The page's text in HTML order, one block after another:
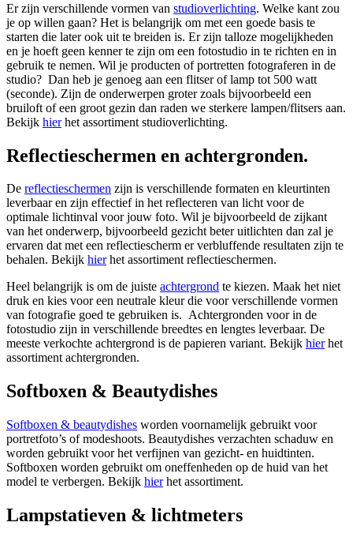
Er zijn verschillende vormen van studioverlichting. Welke kant zou
je op willen gaan? Het is belangrijk om met een goede basis te
starten die later ook uit te breiden is. Er zijn talloze mogelijkheden
en je hoeft geen kenner te zijn om een fotostudio in te richten en in
gebruik te nemen. Wil je producten of portretten fotograferen in de
studio? Dan heb je genoeg aan een flitser of lamp tot 500 watt
(seconde). Zijn de onderwerpen groter zoals bijvoorbeeld een
bruiloft of een groot gezin dan raden we sterkere lampen/flitsers aan.
Bekijk hierhet assortiment studioverlichting.
Reflectieschermen en achtergronden.
De reflectieschermen zijn is verschillende formaten en kleurtinten
leverbaar en zijn effectief in het reflecteren van licht voor de
optimale lichtinval voor jouw foto. Wil je bijvoorbeeld de zijkant
van het onderwerp, bijvoorbeeld gezicht beter uitlichten dan zal je
ervaren dat met een reflectiescherm er verbluffende resultaten zijn te
behalen. Bekijk hierhet assortiment reflectieschermen.
Heel belangrijk is om de juiste achtergrond te kiezen. Maak het niet
druk en kies voor een neutrale kleur die voor verschillende vormen
van fotografie goed te gebruiken is. Achtergronden voor in de
fotostudio zijn in verschillende breedtes en lengtes leverbaar. De
meeste verkochte achtergrond is de papieren variant. Bekijk hierhet
assortiment achtergronden.
Softboxen & Beautydishes
Softboxen & beautydishes worden voornamelijk gebruikt voor
portretfoto’s of modeshoots. Beautydishes verzachten schaduw en
worden gebruikt voor het verfijnen van gezicht- en huidtinten.
Softboxen worden gebruikt om oneffenheden op de huid van het
model te verbergen. Bekijk hierhet assortiment.
Lampstatieven & lichtmeters